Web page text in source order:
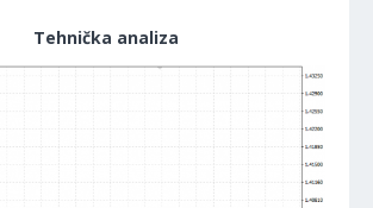
Tehnička analiza